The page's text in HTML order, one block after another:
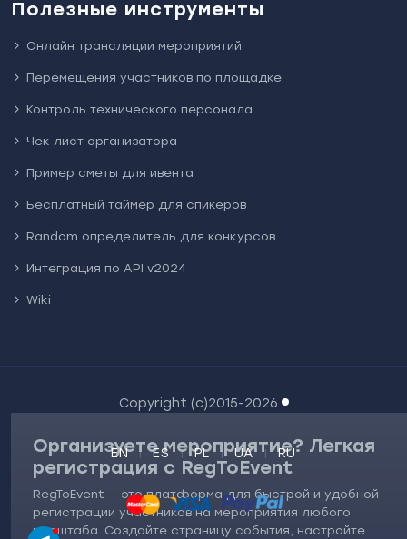
Полезные инструменты
Онлайн трансляции мероприятий
Перемещения участников по площадке
Контроль технического персонала
Чек лист организатора
Пример сметы для ивента
Бесплатный таймер для спикеров
Random определитель для конкурсов
Интеграция по API v2024
Wiki
Copyright (c)2015-2026
Организуете мероприятие? Легкая
регистрация с RegToEvent
RegToEvent — это платформа для быстрой и удобной
регистрации участников на мероприятия любого
масштаба. Создайте страницу события, настройте
EN ES PL UA RU